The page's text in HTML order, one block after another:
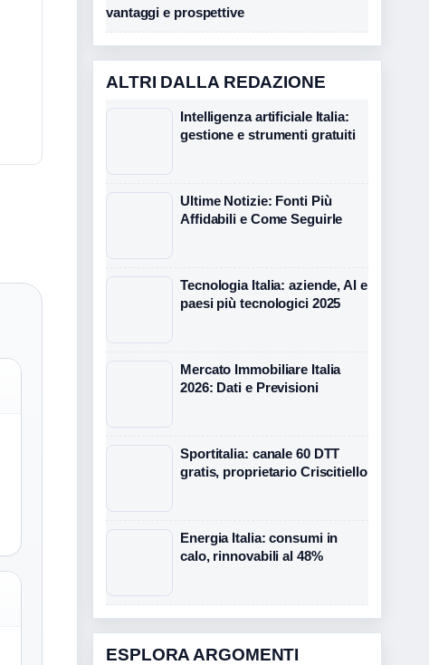
vantaggi e prospettive
ALTRI DALLA REDAZIONE
Intelligenza artificiale Italia:
gestione e strumenti gratuiti
Ultime Notizie: Fonti Più
Affidabili e Come Seguirle
Tecnologia Italia: aziende, AI e
paesi più tecnologici 2025
Mercato Immobiliare Italia
2026: Dati e Previsioni
Sportitalia: canale 60 DTT
gratis, proprietario Criscitiello
Energia Italia: consumi in
calo, rinnovabili al 48%
ESPLORA ARGOMENTI